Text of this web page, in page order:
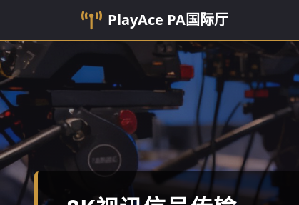
PlayAce PA国际厅